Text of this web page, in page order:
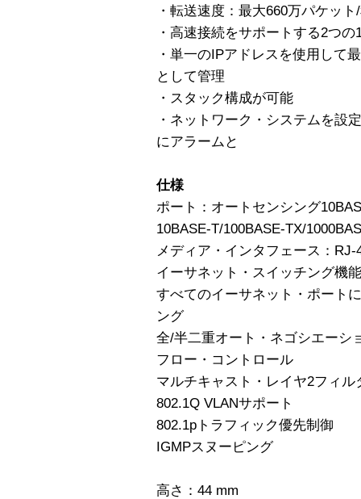
・転送速度：最大660万パケット
・高速接続をサポートする2つの
・単一のIPアドレスを使用して
として管理
・スタック構成が可能
・ネットワーク・システムを設
にアラームと
仕様
ポート：オートセンシング
10BASE-T/100BASE-TX/
メディア・インタフェース：RJ-
イーサネット・スイッチング機
すべてのイーサネット・ポート
ング
全/半二重オート・ネゴシエーシ
フロー・コントロール
マルチキャスト・レイヤ2フィル
802.1Q VLANサポート
802.1pトラフィック優先制御
IGMPスヌーピング
高さ：44 mm